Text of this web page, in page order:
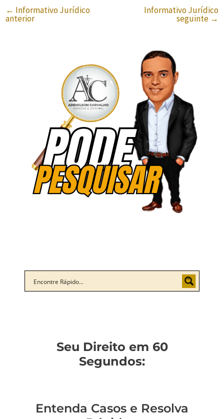
← Informativo Jurídico
anterior
Informativo Jurídico
seguinte →
Seu Direito em 60
Segundos:
Entenda Casos e Resolva